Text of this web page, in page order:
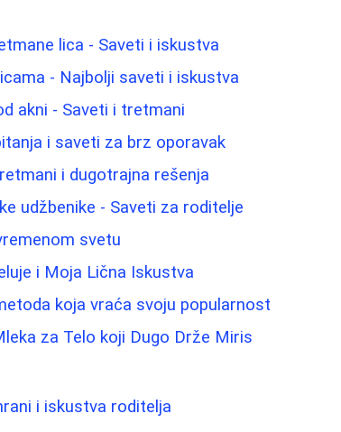
lica - Saveti i iskustva
- Najbolji saveti i iskustva
akni - Saveti i tretmani
i saveti za brz oporavak
i dugotrajna rešenja
udžbenike - Saveti za roditelje
svetu
i Moja Lična Iskustva
koja vraća svoju popularnost
za Telo koji Dugo Drže Miris
i iskustva roditelja